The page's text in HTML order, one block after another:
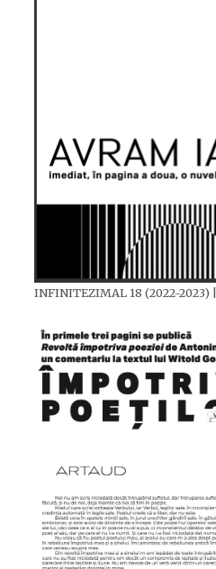
INFINITEZIMAL 18 (2022-